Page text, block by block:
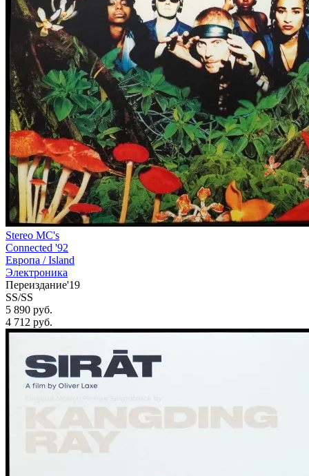
Stereo MC's
Connected '92
Европа /Island
Электроника
Переиздание'19
SS/SS
5 890 руб.
4 712 руб.